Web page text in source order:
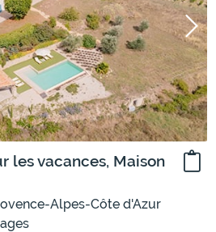
les vacances, Maison
Alpes-Côte d'Azur